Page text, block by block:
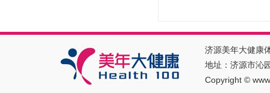
济源美年大健康
地址：济源市沁
Copyright ©